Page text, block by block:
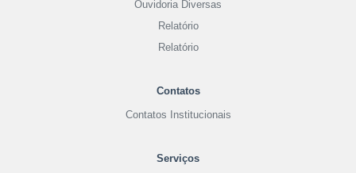
Ouvidoria Diversas
Relatório
Relatório
Contatos
Contatos Institucionais
Serviços